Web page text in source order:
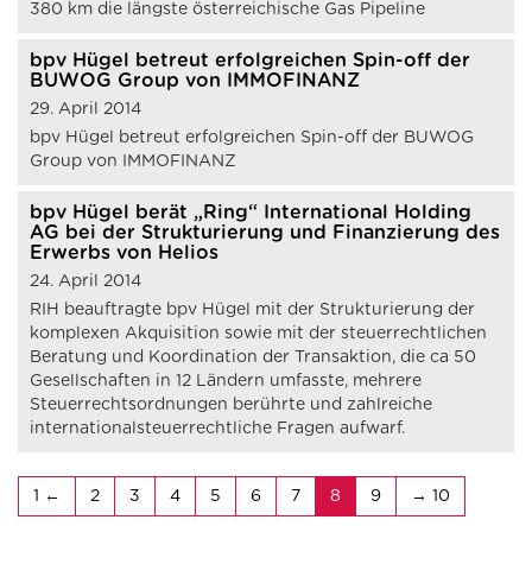
380 km die längste österreichische Gas Pipeline
bpv Hügel betreut erfolgreichen Spin-off der
BUWOG Group von IMMOFINANZ
29. April 2014
bpv Hügel betreut erfolgreichen Spin-off der BUWOG
Group von IMMOFINANZ
bpv Hügel berät „Ring“ International Holding
AG bei der Strukturierung und Finanzierung des
Erwerbs von Helios
24. April 2014
RIH beauftragte bpv Hügel mit der Strukturierung der
komplexen Akquisition sowie mit der steuerrechtlichen
Beratung und Koordination der Transaktion, die ca 50
Gesellschaften in 12 Ländern umfasste, mehrere
Steuerrechtsordnungen berührte und zahlreiche
internationalsteuerrechtliche Fragen aufwarf.
1 2 3 4 5 6 7 8 9 10